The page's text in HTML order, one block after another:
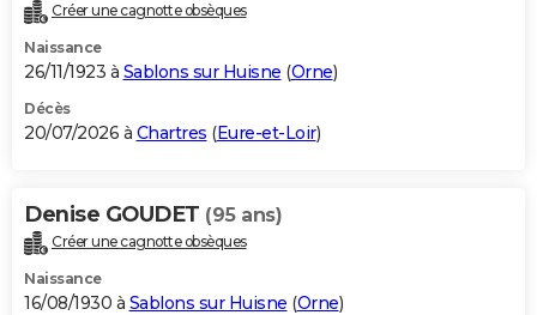
Destinations
City break
Voyage nature
Voyage de noces
Forum
Climat
+PHOTO
GUIDES D'ACHAT
BONS PLANS
Carte de Noël
Carte Bonne année
Carte Saint-Valentin
Carte Pâques
Carte d'anniversaire
DICTIONNAIRE
Dictionnaire
Biographies
Citations
Expressions
Proverbes
PROGRAMME TV
Créer une cagnotte obsèques
Naissance
26/11/1923 à Sablons sur Huisne (Orne)
Décès
20/07/2026 à Chartres (Eure-et-Loir)
Denise GOUDET (95 ans)
Créer une cagnotte obsèques
Naissance
16/08/1930 à Sablons sur Huisne (Orne)